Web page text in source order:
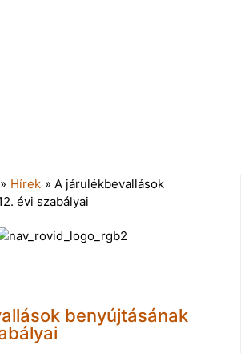
» Hírek » A járulékbevallások
évi szabályai
benyújtásának